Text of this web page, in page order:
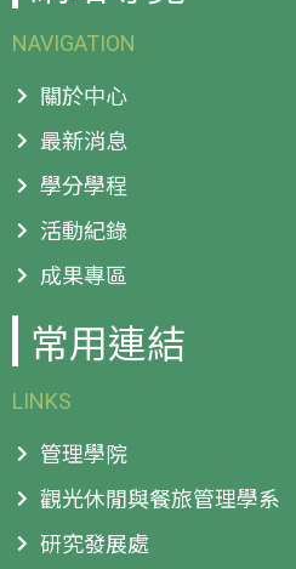
NAVIGATION
關於中心
最新消息
學分學程
活動紀錄
成果專區
常用連結
LINKS
管理學院
觀光休閒與餐旅管理學系
研究發展處